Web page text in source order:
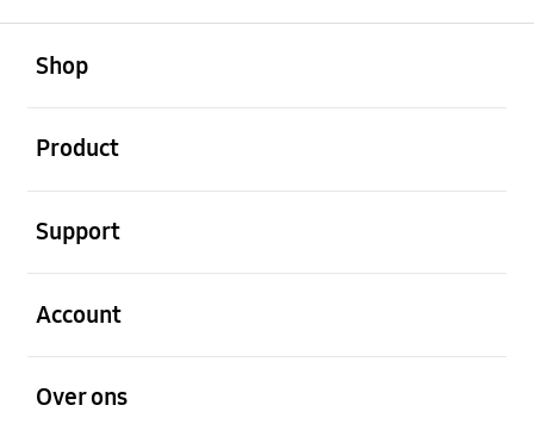
Shop
Product
Support
Account
Over ons